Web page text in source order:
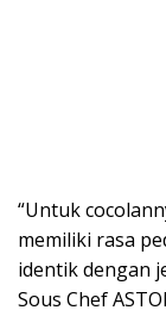
“Untuk
memiliki rasa
identik dengan
Sous Chef